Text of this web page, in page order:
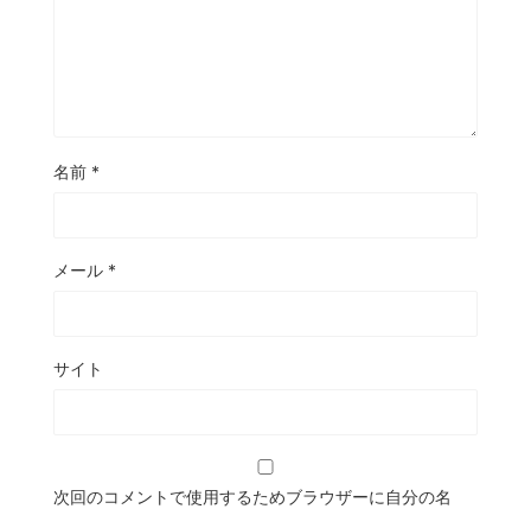
名前 *
メール *
サイト
次回のコメントで使用するためブラウザーに自分の名